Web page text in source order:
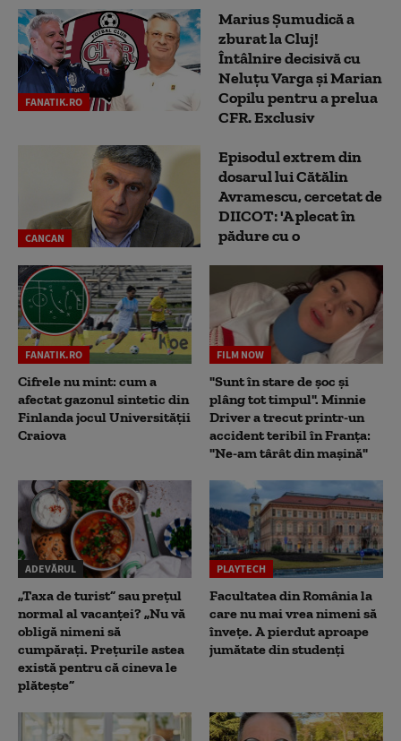
FANATIK.RO
Marius Şumudică a
zburat la Cluj!
Întâlnire decisivă cu
Neluţu Varga şi Marian
Copilu pentru a prelua
CFR. Exclusiv
CANCAN
Episodul extrem din
dosarul lui Cătălin
Avramescu, cercetat de
DIICOT: 'A plecat în
pădure cu o
FANATIK.RO
Cifrele nu mint: cum a
afectat gazonul sintetic din
Finlanda jocul Universității
Craiova
FILM NOW
"Sunt în stare de șoc și
plâng tot timpul". Minnie
Driver a trecut printr-un
accident teribil în Franța:
"Ne-am târât din mașină"
ADEVĂRUL
„Taxa de turist” sau prețul
normal al vacanței? „Nu vă
obligă nimeni să
cumpărați. Prețurile astea
există pentru că cineva le
plătește”
PLAYTECH
Facultatea din România la
care nu mai vrea nimeni să
înveţe. A pierdut aproape
jumătate din studenţi